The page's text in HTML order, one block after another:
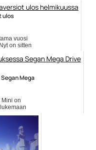
Rockstar+r...
ulos
vuosi
on sitten
Mega
on
Gamereactorin+nop...